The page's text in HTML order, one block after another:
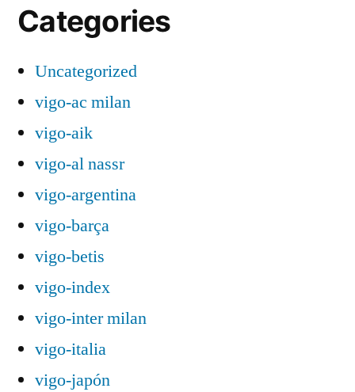
Categories
Uncategorized
vigo-ac milan
vigo-aik
vigo-al nassr
vigo-argentina
vigo-barça
vigo-betis
vigo-index
vigo-inter milan
vigo-italia
vigo-japón